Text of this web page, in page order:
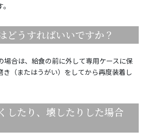
どうすればいいですか？
場合は、給食の前に外して専用ケースに保
き（またはうがい）をしてから再度装着し
したり、壊したりした場合